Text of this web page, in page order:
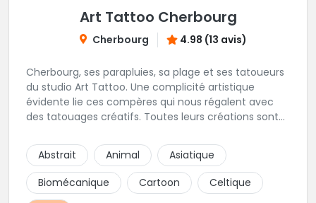
Art Tattoo Cherbourg
Cherbourg 4.98 (13 avis)
Cherbourg, ses parapluies, sa plage et ses tatoueurs
du studio Art Tattoo. Une complicité artistique
évidente lie ces compères qui nous régalent avec
des tatouages créatifs. Toutes leurs créations sont
d'hygiène les plus strictes. Du new-school, du old
school, fantasy ou encore réaliste, Niko, Anthony,
Cody et les nombreux Guest seront adapter vos
idées en tatouages uniques et créatifs.
Abstrait Animal
Asiatique
Biomécanique
Cartoon Celtique